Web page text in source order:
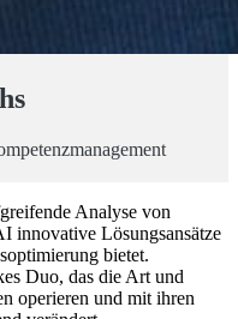
Analyse von
innovative Lösungsansätze
bietet.
Duo, das die Art und
operieren und mit ihren